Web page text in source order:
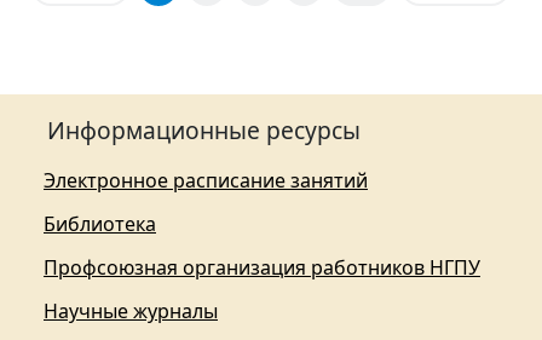
Информационные ресурсы
Электронное расписание занятий
Библиотека
Профсоюзная организация работников НГПУ
Научные журналы